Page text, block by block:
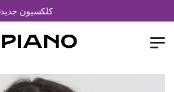
کلکسیون جدید(